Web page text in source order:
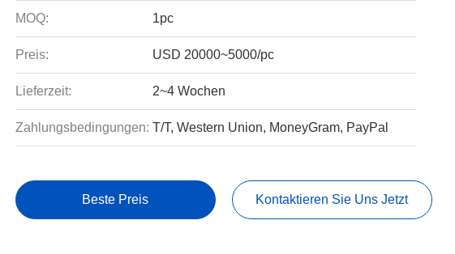
MOQ: 1pc
Preis: USD 20000~5000/pc
Lieferzeit: 2~4 Wochen
Zahlungsbedingungen: T/T, Western Union, MoneyGram, PayPal
Beste Preis Kontaktieren Sie Uns Jetzt